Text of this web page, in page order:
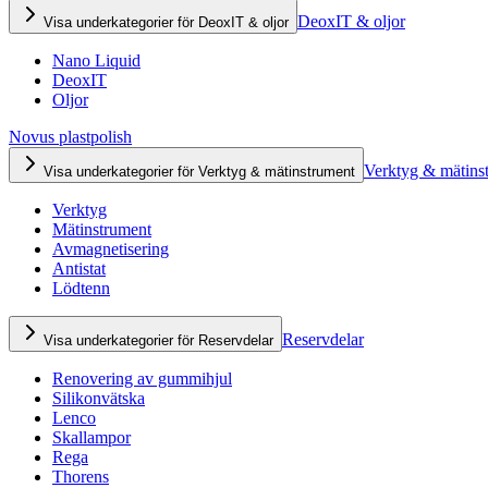
Visa underkategorier för DeoxIT & oljor DeoxIT & oljor
Nano Liquid
DeoxIT
Oljor
Novus plastpolish
Visa underkategorier för Verktyg & mätinstrument Verktyg &
Verktyg
Mätinstrument
Avmagnetisering
Antistat
Lödtenn
Visa underkategorier för Reservdelar Reservdelar
Renovering av gummihjul
Silikonvätska
Lenco
Skallampor
Rega
Thorens